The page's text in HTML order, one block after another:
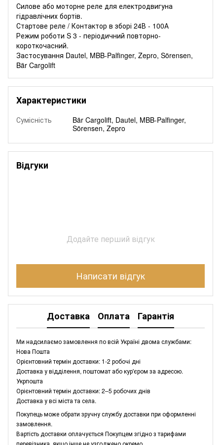
Силове або моторне реле для електродвигуна
гідравлічних бортів.
Стартове реле / Контактор в зборі 24В - 100А
Режим роботи S 3 - періодичний повторно-
короткочасний.
Застосування Dautel, MBB-Palfinger, Zepro, Sörensen,
Bär Cargolift
Характеристики
Сумісність
Bär Cargolift, Dautel, MBB-Palfinger,
Sörensen, Zepro
Відгуки
Додайте перший відгук
Написати відгук
Доставка Оплата Гарантія
Ми надсилаємо замовлення по всій Україні двома службами:
Нова Пошта
Орієнтовний термін доставки: 1-2 робочі дні
Доставка у відділення, поштомат або кур'єром за адресою.
Укрпошта
Орієнтовний термін доставки: 2–5 робочих днів
Доставка у всі міста та села.
Покупець може обрати зручну службу доставки при оформленні
замовлення.
Вартість доставки оплачується Покупцем згідно з тарифами
перевізника, якщо інше не узгоджено окремо.